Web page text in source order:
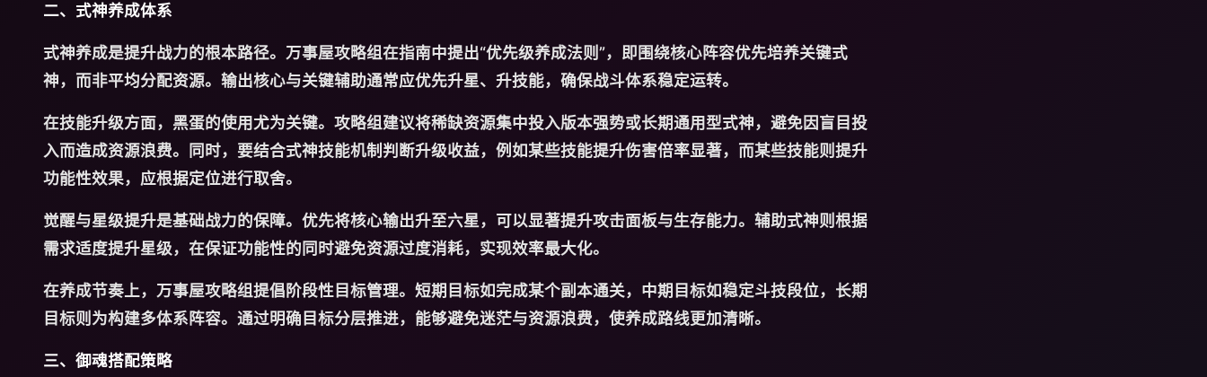
二、式神养成体系
式神养成是提升战力的根本路径。万事屋攻略组在指南中提出“优先级养成法则”，即围绕核心阵容优先培养关键式
神，而非平均分配资源。输出核心与关键辅助通常应优先升星、升技能，确保战斗体系稳定运转。
在技能升级方面，黑蛋的使用尤为关键。攻略组建议将稀缺资源集中投入版本强势或长期通用型式神，避免因盲目投
入而造成资源浪费。同时，要结合式神技能机制判断升级收益，例如某些技能提升伤害倍率显著，而某些技能则提升
功能性效果，应根据定位进行取舍。
觉醒与星级提升是基础战力的保障。优先将核心输出升至六星，可以显著提升攻击面板与生存能力。辅助式神则根据
需求适度提升星级，在保证功能性的同时避免资源过度消耗，实现效率最大化。
在养成节奏上，万事屋攻略组提倡阶段性目标管理。短期目标如完成某个副本通关，中期目标如稳定斗技段位，长期
目标则为构建多体系阵容。通过明确目标分层推进，能够避免迷茫与资源浪费，使养成路线更加清晰。
三、御魂搭配策略